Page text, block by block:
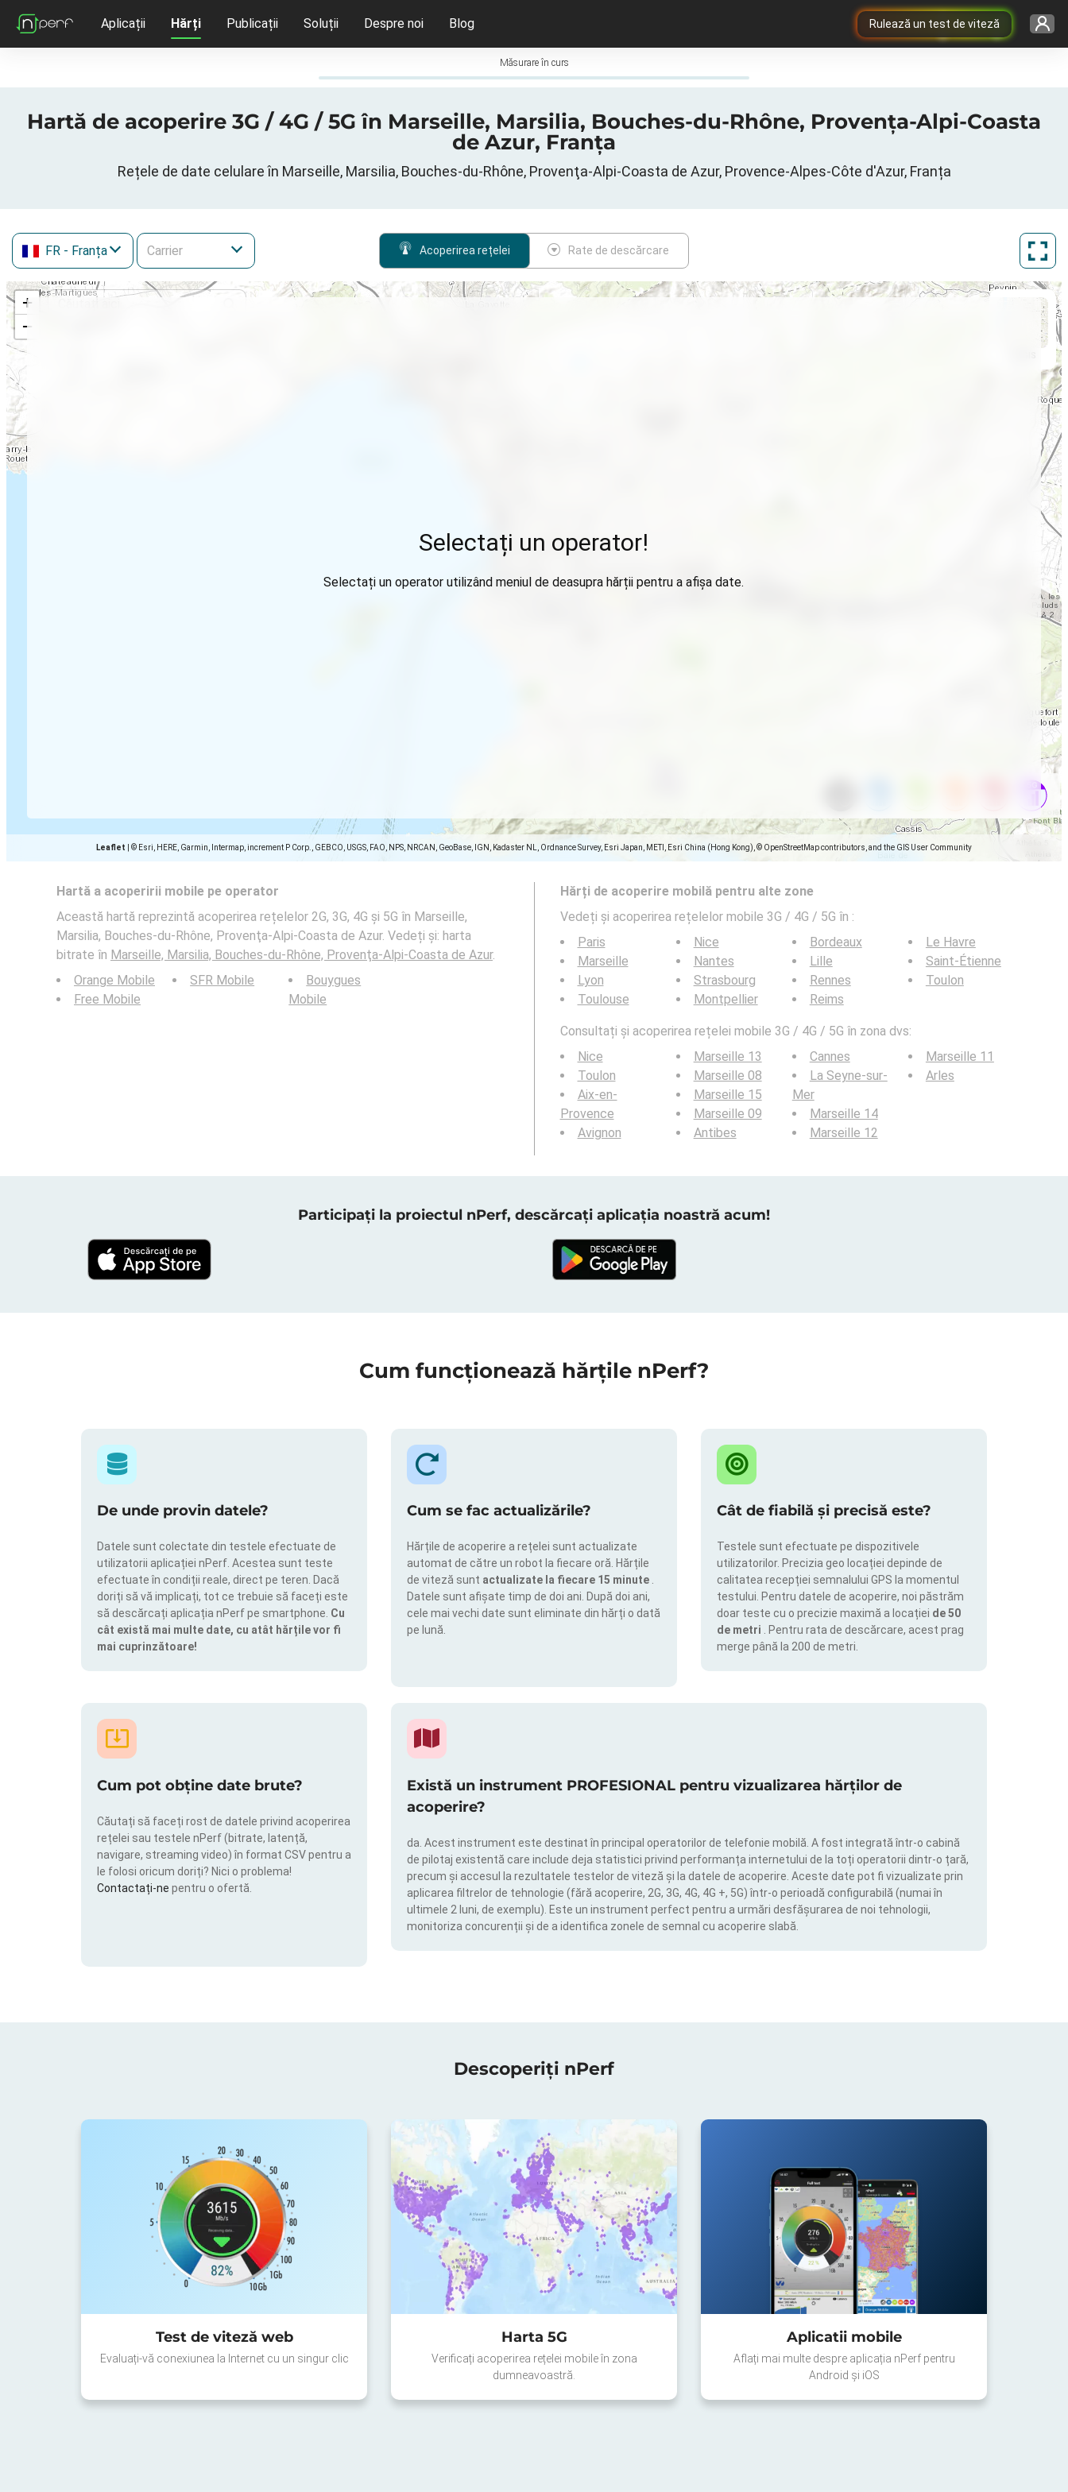
Rulează un test de viteză
Aplicații Hărți Publicații Soluții Despre noi Blog
Măsurare în curs
Hartă de acoperire 3G / 4G / 5G în Marseille, Marsilia, Bouches-du-Rhône, Provenţa-Alpi-Coasta
de Azur, Franța
Rețele de date celulare în Marseille, Marsilia, Bouches-du-Rhône, Provenţa-Alpi-Coasta de Azur, Provence-Alpes-Côte d'Azur, Franța
FR - Franța Acoperirea rețelei Rate de descărcare
+
−
Leaflet © Esri, HERE, Garmin, Intermap, increment P Corp., GEBCO, USGS, FAO, NPS, NRCAN, GeoBase, IGN, Kadaster NL, Ordnance Survey, Esri Japan, METI, Esri China (Hong Kong), © OpenStreetMap contributors, and the GIS User Community
Selectați un operator!
Selectați un operator utilizând meniul de deasupra hărții pentru a afișa date.
Hartă a acoperirii mobile pe operator
Această hartă reprezintă acoperirea rețelelor 2G, 3G, 4G și 5G în Marseille,
Marsilia, Bouches-du-Rhône, Provenţa-Alpi-Coasta de Azur. Vedeți și: harta
bitrate în Marseille, Marsilia, Bouches-du-Rhône, Provenţa-Alpi-Coasta de Azur.
Orange Mobile
Free Mobile
SFR Mobile
Bouygues
Mobile
Hărți de acoperire mobilă pentru alte zone
Vedeți și acoperirea rețelelor mobile 3G / 4G / 5G în :
Paris
Marseille
Lyon
Toulouse
Nice
Nantes
Strasbourg
Montpellier
Bordeaux
Lille
Rennes
Reims
Le Havre
Saint-Étienne
Toulon
Consultați și acoperirea rețelei mobile 3G / 4G / 5G în zona dvs:
Nice
Toulon
Aix-en-
Provence
Avignon
Marseille 13
Marseille 08
Marseille 15
Marseille 09
Antibes
Cannes
La Seyne-sur-
Mer
Marseille 14
Marseille 12
Marseille 11
Arles
Participați la proiectul nPerf, descărcați aplicația noastră acum!
Cum funcționează hărțile nPerf?
De unde provin datele?
Datele sunt colectate din testele efectuate de
utilizatorii aplicației nPerf. Acestea sunt teste
efectuate în condiții reale, direct pe teren. Dacă
doriți să vă implicați, tot ce trebuie să faceți este
să descărcați aplicația nPerf pe smartphone. Cu
cât există mai multe date, cu atât hărțile vor fi
mai cuprinzătoare!
Cum se fac actualizările?
Hărțile de acoperire a rețelei sunt actualizate
automat de către un robot la fiecare oră. Hărțile
de viteză sunt actualizate la fiecare 15 minute
Datele sunt afișate timp de doi ani. După doi ani,
cele mai vechi date sunt eliminate din hărți o dată
pe lună.
Cât de fiabilă și precisă este?
Testele sunt efectuate pe dispozitivele
utilizatorilor. Precizia geo locației depinde de
calitatea recepției semnalului GPS la momentul
testului. Pentru datele de acoperire, noi păstrăm
doar teste cu o precizie maximă a locației de 50
de metri
. Pentru rata de descărcare, acest prag
merge până la 200 de metri.
Cum pot obține date brute?
Căutați să faceți rost de datele privind acoperirea
rețelei sau testele nPerf (bitrate, latență,
navigare, streaming video) în format CSV pentru a
le folosi oricum doriți? Nici o problema!
Contactați-ne pentru o ofertă.
Există un instrument PROFESIONAL pentru vizualizarea hărților de
acoperire?
da. Acest instrument este destinat în principal operatorilor de telefonie mobilă. A fost integrată într-o cabină
de pilotaj existentă care include deja statistici privind performanța internetului de la toți operatorii dintr-o țară,
precum și accesul la rezultatele testelor de viteză și la datele de acoperire. Aceste date pot fi vizualizate prin
aplicarea filtrelor de tehnologie (fără acoperire, 2G, 3G, 4G, 4G +, 5G) într-o perioadă configurabilă (numai în
ultimele 2 luni, de exemplu). Este un instrument perfect pentru a urmări desfășurarea de noi tehnologii,
monitoriza concurenții și de a identifica zonele de semnal cu acoperire slabă.
Descoperiți nPerf
Test de viteză web
Evaluați-vă conexiunea la Internet cu un singur clic
Harta 5G
Verificați acoperirea rețelei mobile în zona
dumneavoastră.
Aplicatii mobile
Aflați mai multe despre aplicația nPerf pentru
Android și iOS